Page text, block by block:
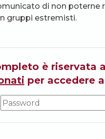
di non
gruppi estremisti.
è riservata
per accedere